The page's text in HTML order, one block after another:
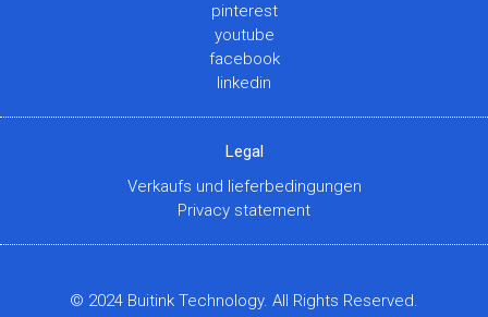
pinterest
youtube
facebook
linkedin
Legal
Verkaufs und lieferbedingungen
Privacy statement
© 2024 Buitink Technology. All Rights Reserved.